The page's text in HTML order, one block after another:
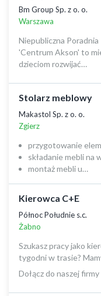
Bm Group Sp. z o. o.
Warszawa
Niepubliczna
'Centrum Akson' to
dzieciom rozwijać…
Stolarz meblowy
Makastol Sp. z o. o.
Zgierz
przygotowanie
składanie mebli na
montaż mebli u…
Kierowca C+E
Północ Południe s.c.
Żabno
Szukasz pracy jako
tygodni w trasie?
Dołącz do naszej